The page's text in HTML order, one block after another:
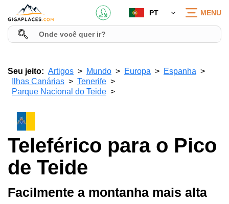
PT MENU
Seu jeito: Artigos Mundo Europa
Espanha
Ilhas Canárias
Tenerife
Parque Nacional do Teide
Teleférico para o Pico
de Teide
Facilmente a montanha mais alta